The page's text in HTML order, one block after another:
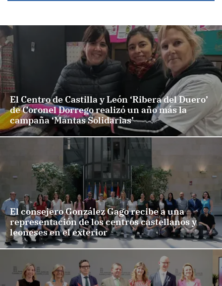
El Centro de Castilla y León ‘Ribera del Duero’
de Coronel Dorrego realizó un año más la
campaña ‘Mantas Solidarias’
El consejero González Gago recibe a una
representación de los centros castellanos y
leoneses en el exterior